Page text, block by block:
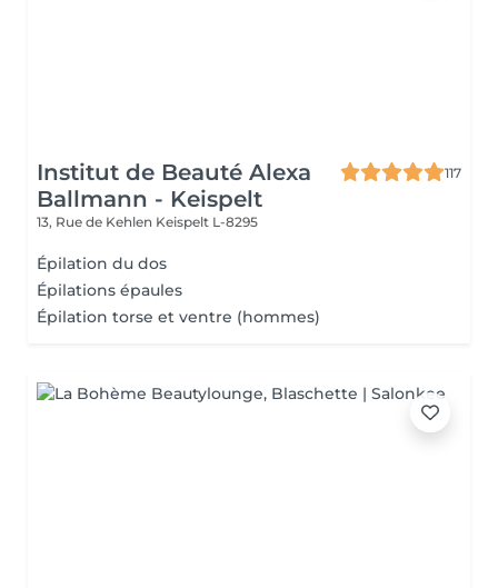
Institut de Beauté Alexa
Ballmann - Keispelt
117
13, Rue de Kehlen Keispelt L-8295
Épilation du dos
Épilations épaules
Épilation torse et ventre (hommes)